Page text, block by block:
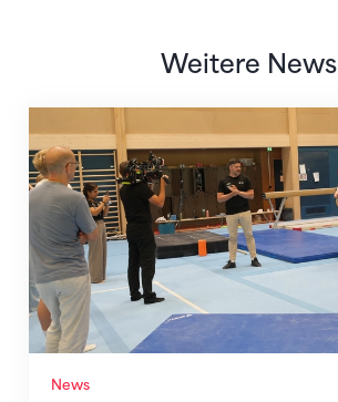
Weitere News
News
Mit klaren Zielen nach Zagreb